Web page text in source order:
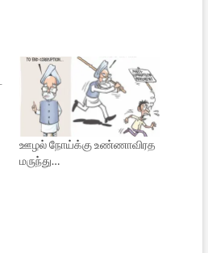
ஊழல் நோய்க்கு உண்ணாவிரத
மருந்து…